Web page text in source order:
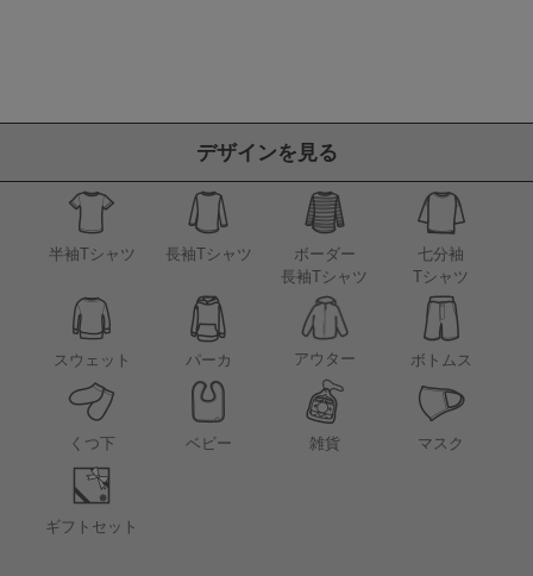
デザインを見る
半袖Tシャツ 長袖Tシャツ
ボーダー
長袖Tシャツ
七分袖
Tシャツ
スウェット パーカ アウター ボトムス
くつ下 ベビー 雑貨 マスク
ギフトセット